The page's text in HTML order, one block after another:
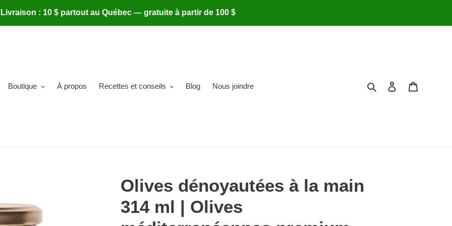
Livraison : 10 $ partout au Québec — gratuite à partir de 100 $
Boutique À propos Recettes et conseils Blog Nous joindre RechercherSe connecter
Olives dénoyautées à la main
314 ml | Olives